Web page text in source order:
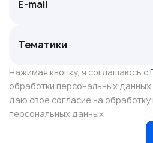
Нажимая кнопку, я соглашаюсь с
обработки персональных
даю свое согласие на
персональных данных